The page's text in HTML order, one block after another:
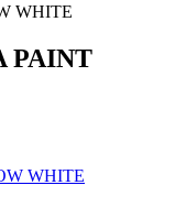
WHITE
PAINT